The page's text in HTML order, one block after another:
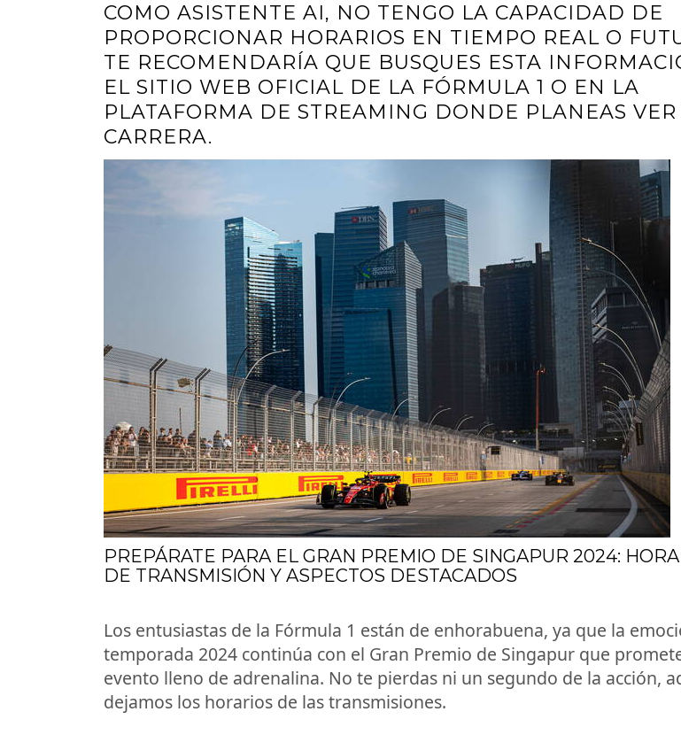
COMO ASISTENTE AI, NO TENGO LA CAPACIDAD DE
PROPORCIONAR HORARIOS EN TIEMPO REAL O
TE RECOMENDARÍA QUE BUSQUES ESTA
EL SITIO WEB OFICIAL DE LA FÓRMULA 1 O EN LA
PLATAFORMA DE STREAMING DONDE PLANEAS VER
CARRERA.
PREPÁRATE PARA EL GRAN PREMIO DE SINGAPUR 2024:
DE TRANSMISIÓN Y ASPECTOS DESTACADOS
Los entusiastas de la Fórmula 1 están de enhorabuena, ya que la
temporada 2024 continúa con el Gran Premio de Singapur que
evento lleno de adrenalina. No te pierdas ni un segundo de la acción,
dejamos los horarios de las transmisiones.